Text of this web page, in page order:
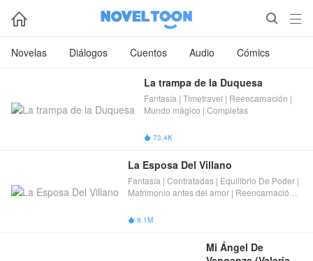
  
Novelas Diálogos Cuentos Audio Cómics
La trampa de la Duquesa
Fantasía | Timetravel | Reencarnación |
Mundo mágico | Completas
 73.4K
La Esposa Del Villano
Fantasía | Contratadas | Equilibrio De Poder |
Matrimonio antes del amor | Reencarnación |
 9.1M
Mi Ángel De